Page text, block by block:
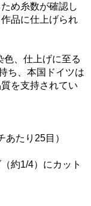
め糸数が確認し
品に仕上げられ
色、仕上げに至る
ち、本国ドイツは
を支持されてい
あたり25目）
約1/4）にカット